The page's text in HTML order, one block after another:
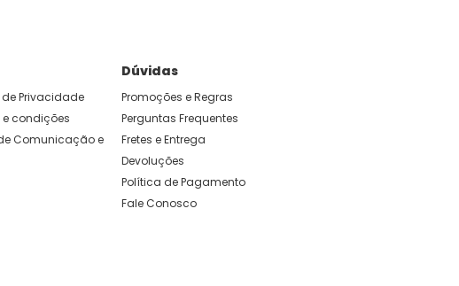
Privacidade
e condições
Comunicação e
Dúvidas
Promoções e Regras
Perguntas Frequentes
Fretes e Entrega
Devoluções
Política de Pagamento
Fale Conosco